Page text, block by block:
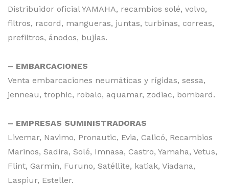
Distribuidor oficial YAMAHA, recambios solé, volvo,
filtros, racord, mangueras, juntas, turbinas, correas,
prefiltros, ánodos, bujías.
– EMBARCACIONES
Venta embarcaciones neumáticas y rígidas, sessa,
jenneau, trophic, robalo, aquamar, zodiac, bombard.
– EMPRESAS SUMINISTRADORAS
Livemar, Navimo, Pronautic, Evia, Calicó, Recambios
Marinos, Sadira, Solé, Imnasa, Castro, Yamaha, Vetus,
Flint, Garmin, Furuno, Satéllite, katiak, Viadana,
Laspiur, Esteller.